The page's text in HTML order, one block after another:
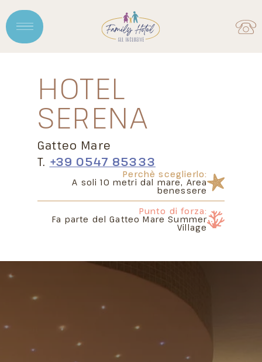
HOTEL
SERENA
Gatteo Mare
T. +39 0547 85333
Perchè sceglierlo:
A soli 10 metri dal mare, Area
benessere
Punto di forza:
Fa parte delGatteo Mare Summer
Village